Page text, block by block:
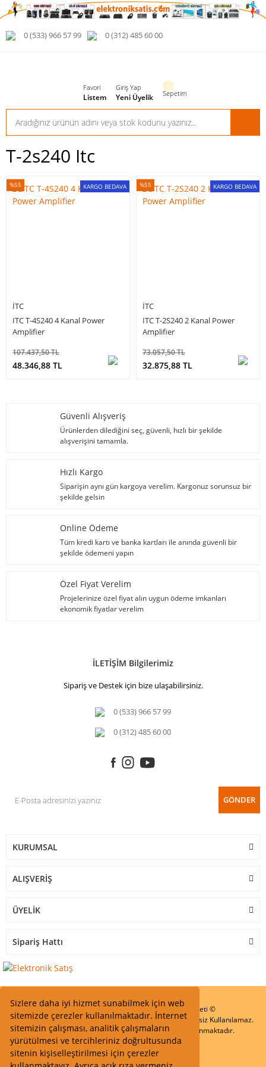
Sizlere daha iyi hizmet sunabilmek için web
sitemizde çerezler kullanılmaktadır. İnternet
sitemizin çalışması, analitik çalışmaların
yürütülmesi ve tercihleriniz doğrultusunda
sitenin kişiselleştirilmesi için çerezler
0 (533) 966 57 99 0 (312) 485 60 00
Favori
Listem
Giriş Yap
Yeni Üyelik Sepetim
T-2s240 Itc
KARGO BEDAVA
ITC
ITC T-4S240 4 Kanal Power
Amplifier
%55
107.437,50 TL
48.346,88 TL
KARGO BEDAVA
ITC
ITC T-2S240 2 Kanal Power
Amplifier
%55
73.057,50 TL
32.875,88 TL
Güvenli Alışveriş
Ürünlerden dilediğini seç, güvenli, hızlı bir şekilde
alışverişini tamamla.
Hızlı Kargo
Siparişin aynı gün kargoya verelim. Kargonuz sorunsuz bir
şekilde gelsin
Online Ödeme
Tüm kredi kartı ve banka kartları ile anında güvenli bir
şekilde ödemeni yapın
Özel Fiyat Verelim
Projelerinize özel fiyat alın uygun ödeme imkanları
ekonomik fiyatlar verelim
İLETİŞİM Bilgilerimiz
Sipariş ve Destek için bize ulaşabilirsiniz.
0 (533) 966 57 99
0 (312) 485 60 00
GÖNDER
KURUMSAL
ALIŞVERİŞ
ÜYELİK
Sipariş Hattı
Start Elektronik Sanayi ve Ticaret Limited Şirketi ©
Resimler Yazılar ve İçeriklerin Tüm hakları saklıdır ve İzinsiz Kullanılamaz.
Kredi kartı bilgileriniz 256bit SSL Sertifikası ile Korunmaktadır.